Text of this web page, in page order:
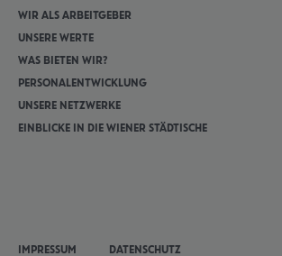
WIR ALS ARBEIT­GE­BER
UNSERE WERTE
WAS BIETEN WIR?
PER­SO­NAL­ENT­WICK­LUNG
UNSERE NETZ­WERKE
EIN­BLI­CKE IN DIE WIENER STÄD­TI­SCHE
IMPRESSUM DATENSCHUTZ